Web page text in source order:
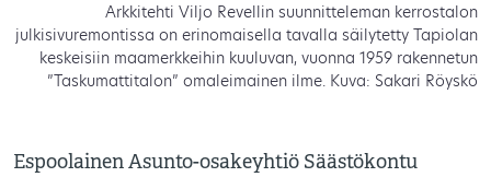
Arkkitehti Viljo Revellin suunnitteleman kerrostalon
julkisivuremontissa on erinomaisella tavalla säilytetty Tapiolan
keskeisiin maamerkkeihin kuuluvan, vuonna 1959 rakennetun
”Taskumattitalon” omaleimainen ilme. Kuva: Sakari Röyskö
Espoolainen Asunto-osakeyhtiö Säästökontu